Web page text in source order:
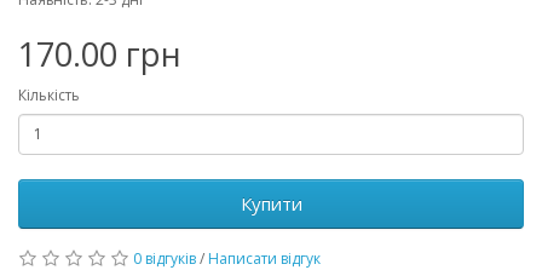
170.00 грн
Кількість
Купити
0 відгуків/ Написати відгук